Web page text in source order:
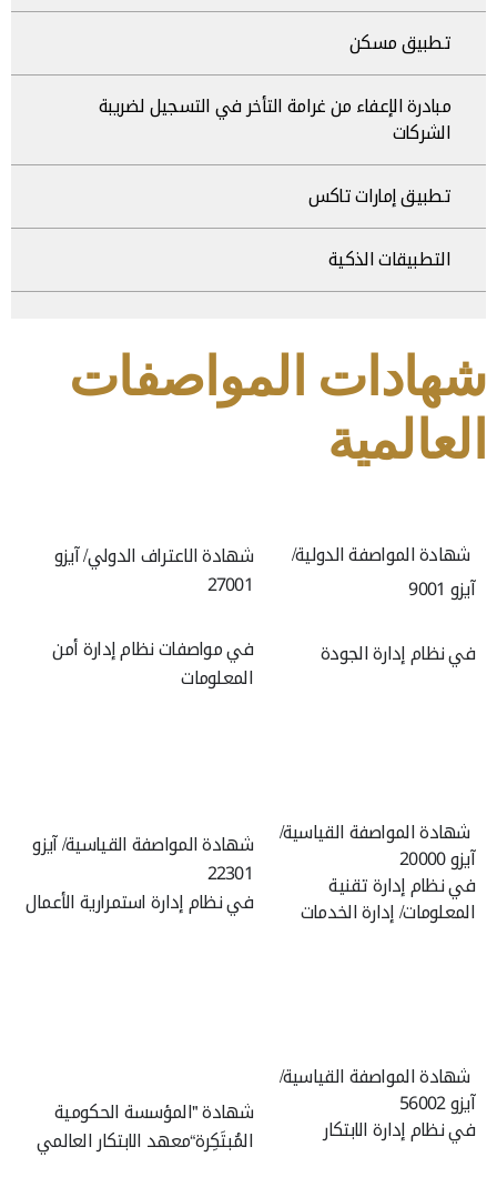
تطبيق مسكن
مبادرة الإعفاء من غرامة التأخر في التسجيل لضريبة
الشركات
تطبيق إمارات تاكس
التطبيقات الذكية
شهادات المواصفات
العالمية
شهادة المواصفة الدولية/
آيزو 9001
في نظام إدارة الجودة
شهادة الاعتراف الدولي/ آيزو
27001
في مواصفات نظام إدارة أمن
المعلومات
شهادة المواصفة القياسية/
آيزو 20000
في نظام إدارة تقنية
المعلومات/ إدارة الخدمات
شهادة المواصفة القياسية/ آيزو
22301
في نظام إدارة استمرارية الأعمال
شهادة المواصفة القياسية/
آيزو 56002
في نظام إدارة الابتكار
شهادة "المؤسسة الحكومية
المُبتَكِرة“معهد الابتكار العالمي